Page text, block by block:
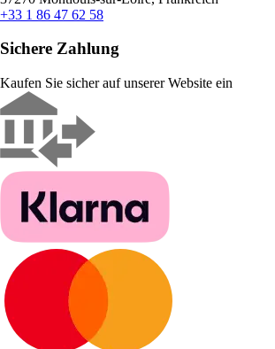
+33 1 86 47 62 58
Sichere Zahlung
Kaufen Sie sicher auf unserer Website ein